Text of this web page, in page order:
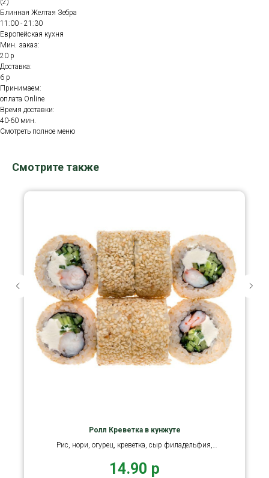
(2)
Блинная Желтая Зебра
11:00 - 21:30
Европейская кухня
Мин. заказ:
20 р
Доставка:
6 р
Принимаем:
оплата Online
Время доставки:
40-60 мин.
Смотреть полное меню
Смотрите также
Ролл Креветка в кунжуте
Рис, нори, огурец, креветка, сыр филадельфия,
14.90 р